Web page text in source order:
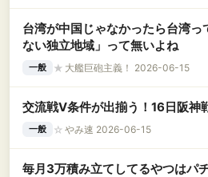
台湾が中国じゃなかったら台湾っ
ない独立地域」って無いよね
一般 ★ 大艦巨砲主義！ 2026-06-15
交流戦V条件が出揃う！16日阪神
一般 ☆ やみ速 2026-06-15
毎月3万積み立てしてるやつはパ